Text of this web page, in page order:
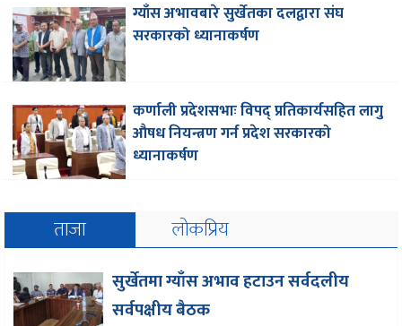
ग्याँस अभावबारे सुर्खेतका दलद्वारा संघ
सरकारको ध्यानाकर्षण
कर्णाली प्रदेशसभाः विपद् प्रतिकार्यसहित लागु
औषध नियन्त्रण गर्न प्रदेश सरकारको
ध्यानाकर्षण
ताजा लोकप्रिय
सुर्खेतमा ग्याँस अभाव हटाउन सर्वदलीय
सर्वपक्षीय बैठक